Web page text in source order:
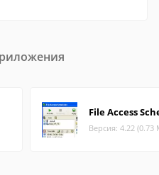
File Access
Версия: 4.22 (0.73